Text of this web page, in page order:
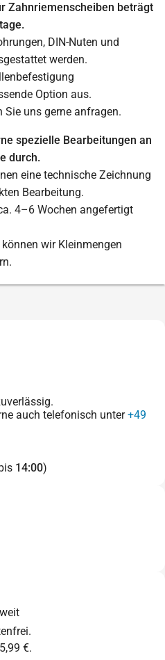
Zahnriemenscheiben beträgt
DIN-Nuten und
werden.
Option aus.
Sie uns gerne anfragen.
spezielle Bearbeitungen an
durch.
eine technische Zeichnung
Bearbeitung.
4–6 Wochen angefertigt
wir Kleinmengen
auch telefonisch unter+49
14:00)
€.